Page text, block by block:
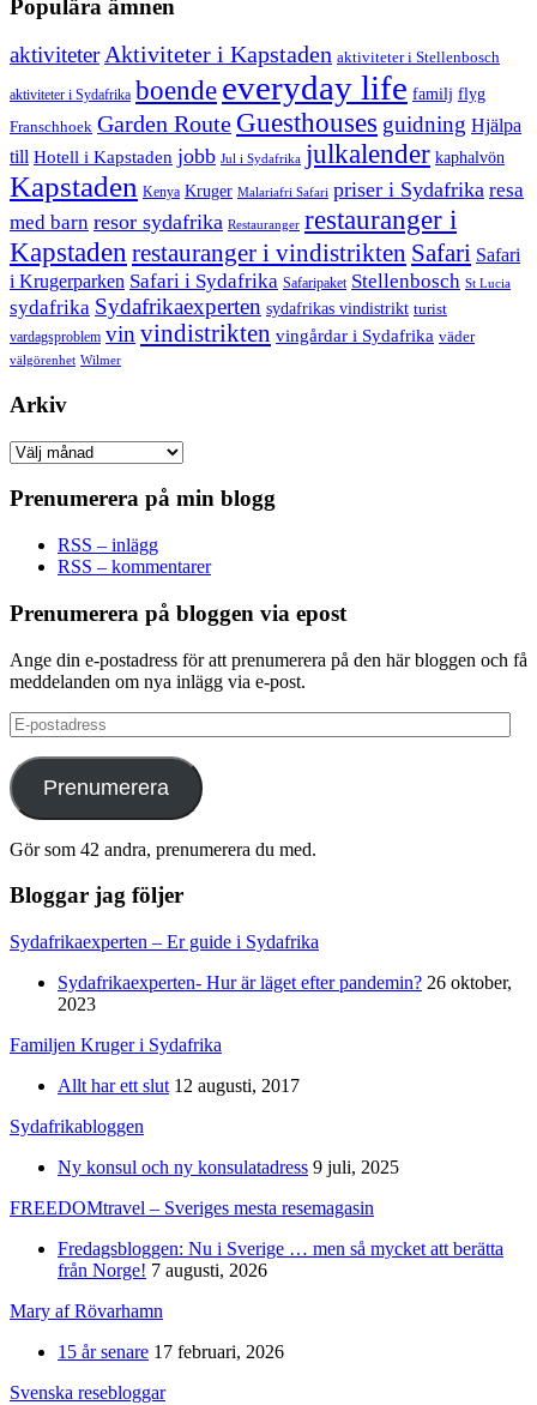
Populära ämnen
aktiviteterAktiviteter i Kapstaden aktiviteter i Stellenbosch
aktiviteter i Sydafrika boende everyday life familj flyg
Franschhoek Garden Route Guesthouses guidning Hjälpa
till Hotell i Kapstaden jobb Jul i Sydafrika julkalender kaphalvön
Kapstaden Kenya Kruger Malariafri Safari priser i Sydafrika resa
med barn resor sydafrika Restauranger restauranger i
Kapstaden restauranger i vindistrikten Safari Safari
i Krugerparken Safari i Sydafrika Safaripaket Stellenbosch St Lucia
sydafrika Sydafrikaexperten sydafrikas vindistrikt turist
vardagsproblem vinvindistrikten vingårdar i Sydafrika väder
välgörenhet Wilmer
Arkiv
Arkiv
Prenumerera på min blogg
RSS – inlägg
RSS – kommentarer
Prenumerera på bloggen via epost
Ange din e-postadress för att prenumerera på den här bloggen och få
meddelanden om nya inlägg via e-post.
E-
postadress
Prenumerera
Gör som 42 andra, prenumerera du med.
Bloggar jag följer
Sydafrikaexperten – Er guide i Sydafrika
Sydafrikaexperten- Hur är läget efter pandemin? 26 oktober,
2023
Familjen Kruger i Sydafrika
Allt har ett slut 12 augusti, 2017
Sydafrikabloggen
Ny konsul och ny konsulatadress 9 juli, 2025
FREEDOMtravel – Sveriges mesta resemagasin
Fredagsbloggen: Nu i Sverige … men så mycket att berätta
från Norge! 7 augusti, 2026
Mary af Rövarhamn
15 år senare 17 februari, 2026
Svenska resebloggar